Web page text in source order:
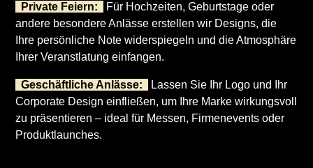
Private Feiern:
Für Hochzeiten, Geburtstage oder
andere besondere Anlässe erstellen wir Designs, die
Ihre persönliche Note widerspiegeln und die Atmosphäre
Ihrer Veranstlatung einfangen.
Geschäftliche Anlässe:
Lassen Sie Ihr Logo und Ihr
Corporate Design einfließen, um Ihre Marke wirkungsvoll
zu präsentieren – ideal für Messen, Firmenevents oder
Produktlaunches.